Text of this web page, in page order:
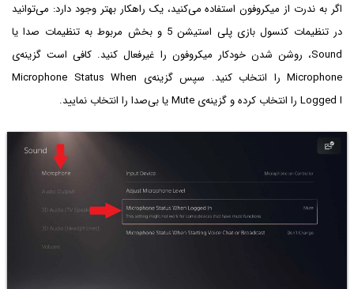
اگر به ندرت از میکروفون استفاده می‌کنید، یک راهکار بهتر وجود دارد: می‌توانید
در تنظیمات کنسول بازی پلی استیشن 5 و بخش مربوط به تنظیمات صدا یا
Sound، روشن شدن خودکار میکروفون را غیرفعال کنید. کافی است گزینه‌ی
Microphone را انتخاب کنید. سپس گزینه‌ی Microphone Status When
Logged I را انتخاب کرده و گزینه‌ی Mute یا بی‌صدا را انتخاب نمایید.